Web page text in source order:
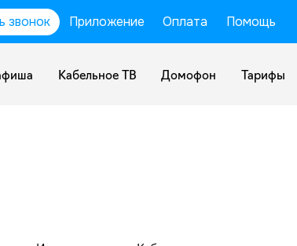
звонок Приложение Оплата Помощь
Кабельное ТВ Домофон Тарифы